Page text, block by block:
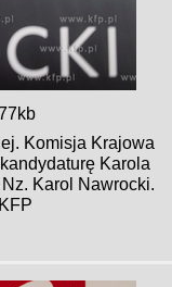
Komisja Krajowa
Karola
Karol Nawrocki.